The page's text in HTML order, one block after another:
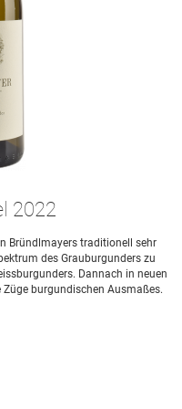
2022
Bründlmayers traditionell sehr
des Grauburgunders zu
Dannach in neuen
Züge burgundischen Ausmaßes.